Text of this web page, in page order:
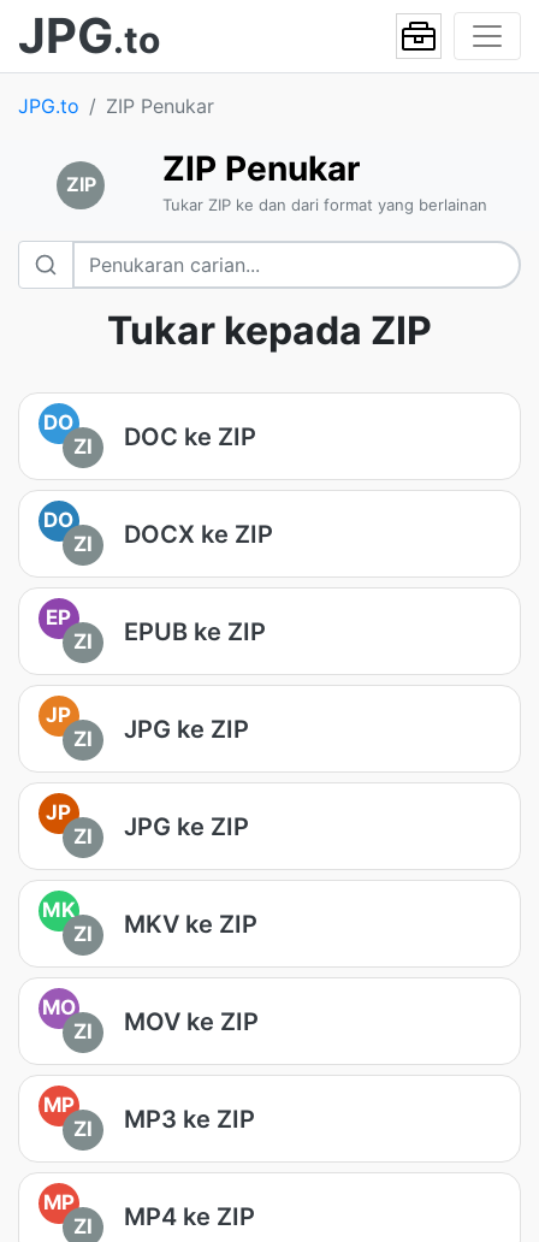
JPG.to
JPG.to ZIP Penukar
ZIP ZIP Penukar
Tukar ZIP ke dan dari format yang berlainan
Tukar kepada ZIP
DO
ZI
DOC ke ZIP
DO
ZI
DOCX ke ZIP
EP
ZI
EPUB ke ZIP
JP
ZI
JPG ke ZIP
JP
ZI
JPG ke ZIP
MK
ZI
MKV ke ZIP
MO
ZI
MOV ke ZIP
MP
ZI
MP3 ke ZIP
MP
ZI
MP4 ke ZIP